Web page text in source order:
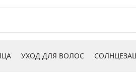
УХОД ДЛЯ ВОЛОС